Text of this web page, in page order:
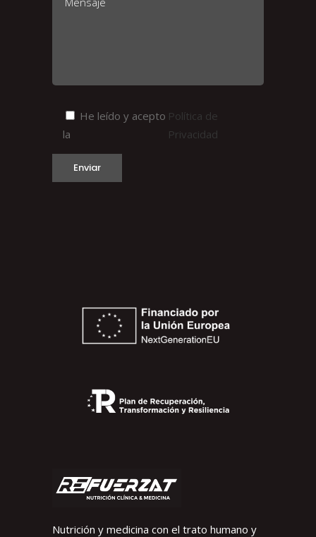
Nutrición y medicina con el trato humano y
He leído y acepto
la
Política de
Privacidad